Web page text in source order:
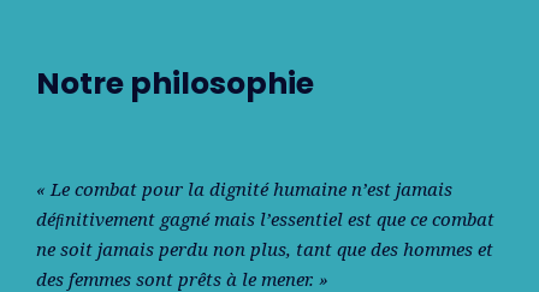
Notre philosophie
« Le combat pour la dignité humaine n’est jamais
déﬁnitivement gagné mais l’essentiel est que ce combat
ne soit jamais perdu non plus, tant que des hommes et
des femmes sont prêts à le mener. »